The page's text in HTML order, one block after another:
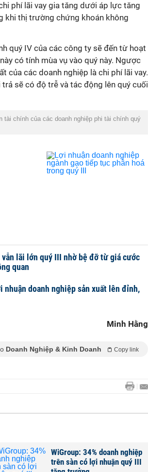
phí lãi vay gia tăng dưới áp lực tăng
khi thị trường chứng khoán không
quý IV của các công ty sẽ đến từ hoạt
có tính mùa vụ vào quý này. Ngược
của các doanh nghiệp là chi phí lãi vay.
sẽ có độ trễ và tác động lên quý cuối
chính của các doanh nghiệp phi tài chính quý
lãi lớn quý III nhờ bệ đỡ từ giá cước
quan
nhuận doanh nghiệp sản xuất lên đỉnh,
Minh Hằng
Doanh Nghiệp & Kinh Doanh Copy link
WiGroup: 34% doanh nghiệp
trên sàn có lợi nhuận quý III